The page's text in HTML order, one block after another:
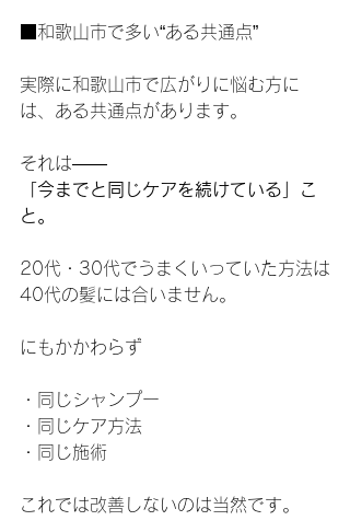
■和歌山市で多い“ある共通点”
実際に和歌山市で広がりに悩む方に
は、ある共通点があります。
それは――
「今までと同じケアを続けている」こ
と。
20代・30代でうまくいっていた方法は
40代の髪には合いません。
にもかかわらず
・同じシャンプー
・同じケア方法
・同じ施術
これでは改善しないのは当然です。